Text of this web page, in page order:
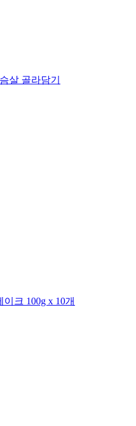
살 골라담기
크 100g x 10개